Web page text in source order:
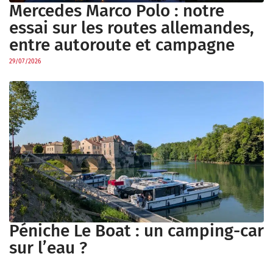
Mercedes Marco Polo : notre
essai sur les routes allemandes,
entre autoroute et campagne
29/07/2026
Péniche Le Boat : un camping-car
sur l’eau ?